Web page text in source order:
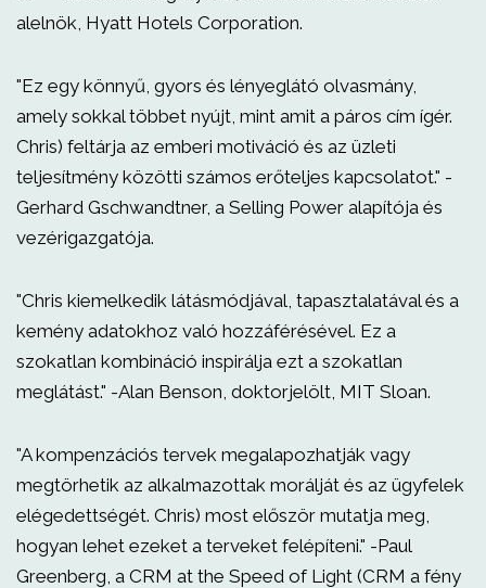
alelnök, Hyatt Hotels Corporation.
"Ez egy könnyű, gyors és lényeglátó olvasmány,
amely sokkal többet nyújt, mint amit a páros cím ígér.
Chris) feltárja az emberi motiváció és az üzleti
teljesítmény közötti számos erőteljes kapcsolatot." -
Gerhard Gschwandtner, a Selling Power alapítója és
vezérigazgatója.
"Chris kiemelkedik látásmódjával, tapasztalatával és a
kemény adatokhoz való hozzáférésével. Ez a
szokatlan kombináció inspirálja ezt a szokatlan
meglátást." -Alan Benson, doktorjelölt, MIT Sloan.
"A kompenzációs tervek megalapozhatják vagy
megtörhetik az alkalmazottak morálját és az ügyfelek
elégedettségét. Chris) most először mutatja meg,
hogyan lehet ezeket a terveket felépíteni." -Paul
Greenberg, a CRM at the Speed of Light (CRM a fény